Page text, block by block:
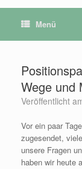
Menü
Wege und
Veröffentlicht
Vor ein paar
zugesendet,
unsere Fragen
haben wir heute